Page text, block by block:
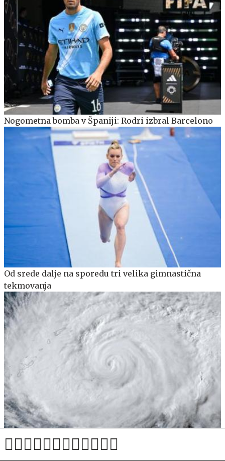
Nogometna bomba v Španiji: Rodri izbral Barcelono
Od srede dalje na sporedu tri velika gimnastična
tekmovanja
Bliža se tajfun, poteka evakuacija 260 tisoč ljudi
#video